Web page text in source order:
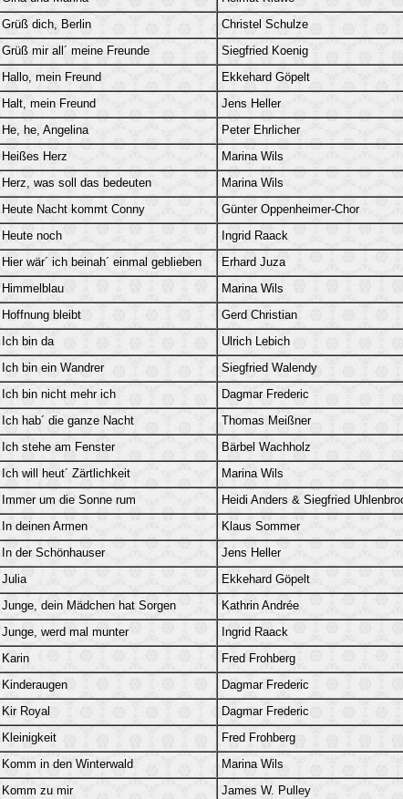
Grüß dich, Berlin Christel Schulze
Grüß mir all´ meine Freunde Siegfried Koenig
Hallo, mein Freund Ekkehard Göpelt
Halt, mein Freund Jens Heller
He, he, Angelina Peter Ehrlicher
Heißes Herz Marina Wils
Herz, was soll das bedeuten Marina Wils
Heute Nacht kommt Conny Günter Oppenheimer-Chor
Heute noch Ingrid Raack
Hier wär´ ich beinah´ einmal geblieben Erhard Juza
Himmelblau Marina Wils
Hoffnung bleibt Gerd Christian
Ich bin da Ulrich Lebich
Ich bin ein Wandrer Siegfried Walendy
Ich bin nicht mehr ich Dagmar Frederic
Ich hab´ die ganze Nacht Thomas Meißner
Ich stehe am Fenster Bärbel Wachholz
Ich will heut´ Zärtlichkeit Marina Wils
Immer um die Sonne rum Heidi Anders & Siegfried
In deinen Armen Klaus Sommer
In der Schönhauser Jens Heller
Julia Ekkehard Göpelt
Junge, dein Mädchen hat Sorgen Kathrin Andrée
Junge, werd mal munter Ingrid Raack
Karin Fred Frohberg
Kinderaugen Dagmar Frederic
Kir Royal Dagmar Frederic
Kleinigkeit Fred Frohberg
Komm in den Winterwald Marina Wils
Komm zu mir James W. Pulley